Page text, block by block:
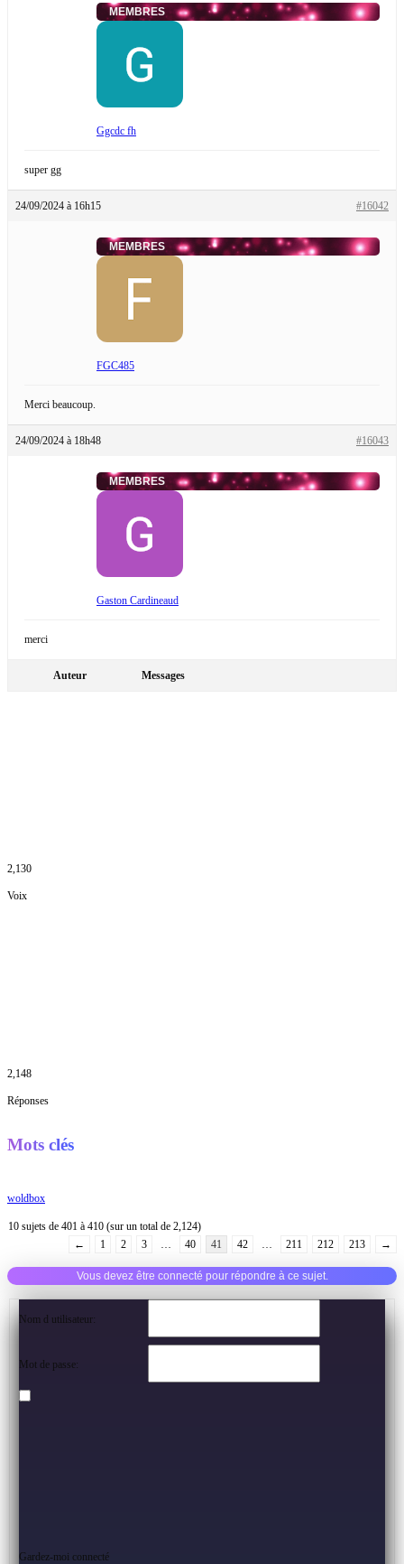
MEMBRES
Ggcdc fh
super gg
24/09/2024 à 16h15 #16042
MEMBRES
FGC485
Merci beaucoup.
24/09/2024 à 18h48 #16043
MEMBRES
Gaston Cardineaud
merci
Auteur Messages
2,130
Voix
2,148
Réponses
Mots clés
woldbox
10 sujets de 401 à 410 (sur un total de 2,124)
←
1 2 3 … 40 41 42 … 211 212 213 →
Vous devez être connecté pour répondre à ce sujet.
Nom d utilisateur:
Mot de passe:
Gardez-moi connecté